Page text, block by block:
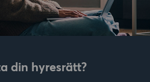
din hyresrätt?